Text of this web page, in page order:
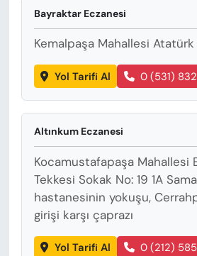
Bayraktar Eczanesi
Kemalpaşa Mahallesi Atatürk
Yol Tarifi Al 0 (531)
Altınkum Eczanesi
Kocamustafapaşa Mahallesi
Tekkesi Sokak No: 19 1A
hastanesinin yokuşu,
girişi karşı çaprazı
Yol Tarifi Al 0 (212)
SAĞLIK
SPOR
KÜLTÜR-SANAT
MAGAZİN
ÖZEL HABER
YAZAR KÖŞESİ